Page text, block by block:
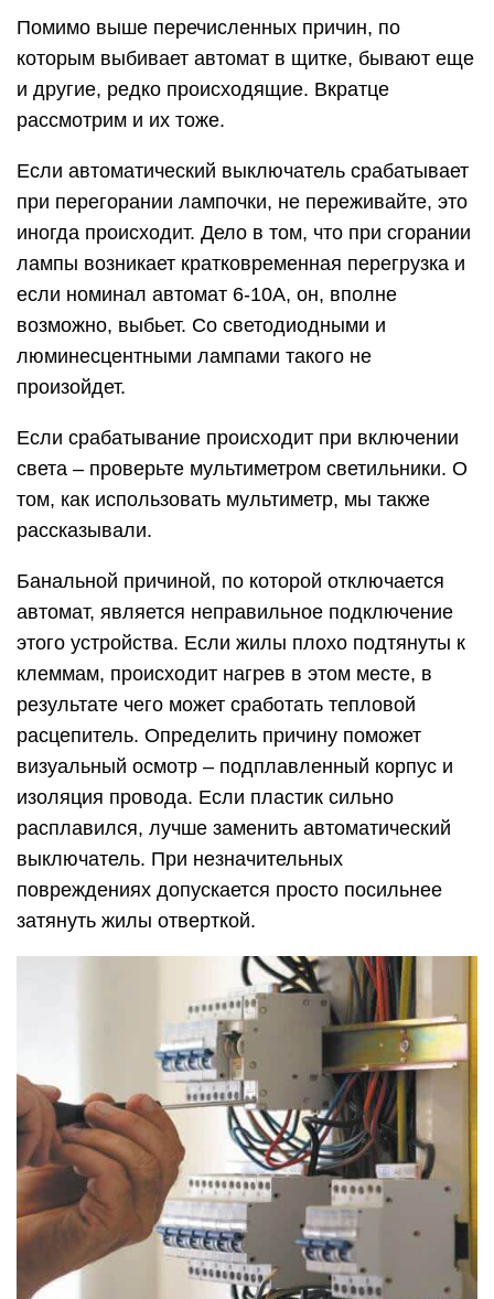
Помимо выше перечисленных причин, по
которым выбивает автомат в щитке, бывают еще
и другие, редко происходящие. Вкратце
рассмотрим и их тоже.
Если автоматический выключатель срабатывает
при перегорании лампочки, не переживайте, это
иногда происходит. Дело в том, что при сгорании
лампы возникает кратковременная перегрузка и
если номинал автомат 6-10А, он, вполне
возможно, выбьет. Со светодиодными и
люминесцентными лампами такого не
произойдет.
Если срабатывание происходит при включении
света – проверьте мультиметром светильники. О
том, как использовать мультиметр, мы также
рассказывали.
Банальной причиной, по которой отключается
автомат, является неправильное подключение
этого устройства. Если жилы плохо подтянуты к
клеммам, происходит нагрев в этом месте, в
результате чего может сработать тепловой
расцепитель. Определить причину поможет
визуальный осмотр – подплавленный корпус и
изоляция провода. Если пластик сильно
расплавился, лучше заменить автоматический
выключатель. При незначительных
повреждениях допускается просто посильнее
затянуть жилы отверткой.